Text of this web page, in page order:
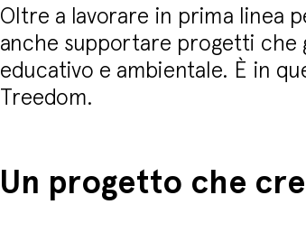
Oltre a lavorare in prima linea
anche supportare progetti che
educativo e ambientale. È in
Treedom.
Un progetto che